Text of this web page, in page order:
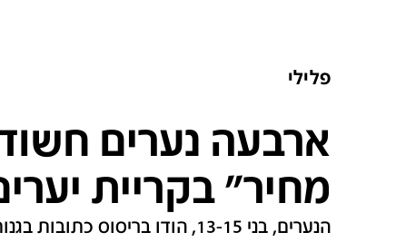
פלילי
ארבעה נערים
מחיר" בקריית
הנערים, בני 13-15, הודו בריסוס